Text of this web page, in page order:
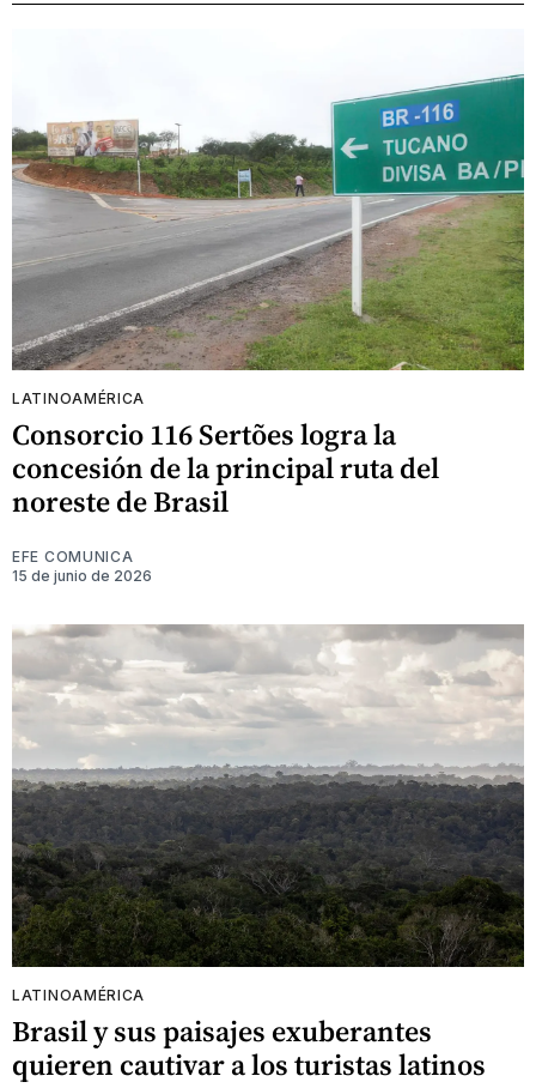
LATINOAMÉRICA
Consorcio 116 Sertões logra la
concesión de la principal ruta del
noreste de Brasil
EFE COMUNICA
15 de junio de 2026
LATINOAMÉRICA
Brasil y sus paisajes exuberantes
quieren cautivar a los turistas latinos